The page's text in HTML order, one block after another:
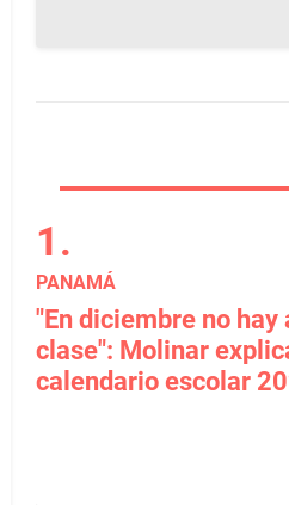
PANAMÁ
"En diciembre no
clase": Molinar
calendario escolar